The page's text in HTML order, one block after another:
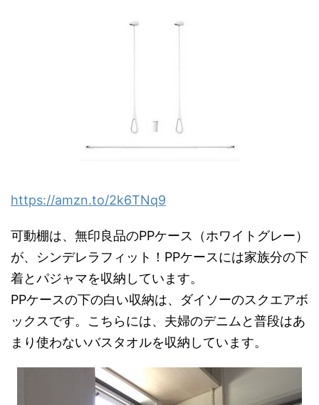
https://amzn.to/2k6TNq9
可動棚は、無印良品のPPケース（ホワイトグレー）
が、シンデレラフィット！PPケースには家族分の下
着とパジャマを収納しています。
PPケースの下の白い収納は、ダイソーのスクエアボ
ックスです。こちらには、夫婦のデニムと普段はあ
まり使わないバスタオルを収納しています。